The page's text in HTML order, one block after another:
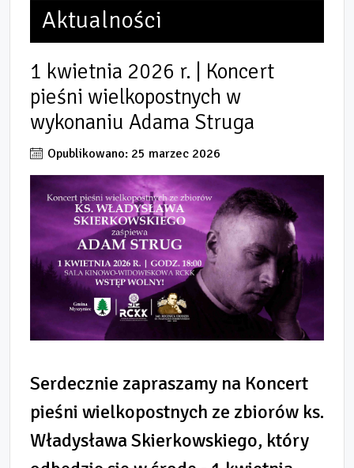
Aktualności
1 kwietnia 2026 r. | Koncert
pieśni wielkopostnych w
wykonaniu Adama Struga
Opublikowano: 25 marzec 2026
Serdecznie zapraszamy na Koncert
pieśni wielkopostnych ze zbiorów ks.
Władysława Skierkowskiego, który